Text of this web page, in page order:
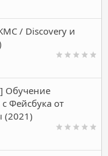
/ Discovery и
Обучение
Фейсбука от
(2021)